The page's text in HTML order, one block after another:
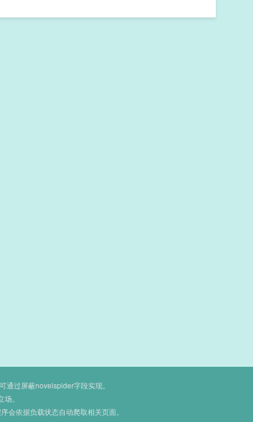
过屏蔽novelspider字段实现。
。
会依据负载状态自动爬取相关页面。